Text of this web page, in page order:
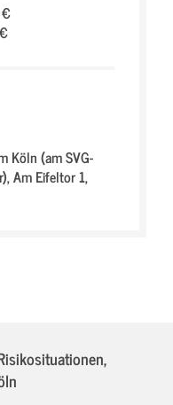
Köln (am SVG-
Am Eifeltor 1,